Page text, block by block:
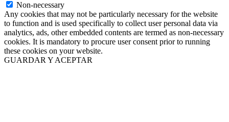
Non-necessary
Any cookies that may not be particularly necessary for the website
to function and is used specifically to collect user personal data via
analytics, ads, other embedded contents are termed as non-necessary
cookies. It is mandatory to procure user consent prior to running
these cookies on your website.
GUARDAR Y ACEPTAR